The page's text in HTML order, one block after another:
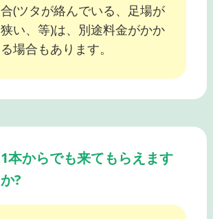
合(ツタが絡んでいる、足場が
狭い、等)は、別途料金がかか
る場合もあります。
1本からでも来てもらえます
か?